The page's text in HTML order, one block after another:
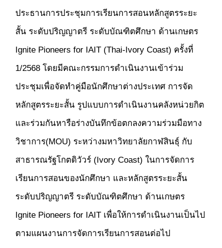
ประธานการประชุมการเรียนการสอนหลักสูตรระยะ
สั้น ระดับปริญญาตรี ระดับบัณฑิตศึกษา ด้านเกษตร
Ignite Pioneers for IAIT (Thai-Ivory Coast) ครั้งที่
1/2568 โดยมีคณะกรรมการดำเนินงานเข้าร่วม
ประชุมเพื่อจัดทำคู่มือนักศึกษาต่างประเทศ การจัด
หลักสูตรระยะสั้น รูปแบบการดำเนินงานคลังหน่วยกิต
และร่วมกันหารือร่างบันทึกข้อตกลงความร่วมมือทาง
วิชาการ(MOU) ระหว่างมหาวิทยาลัยกาฬสินธุ์ กับ
สาธารณรัฐโกตดิวัวร์ (Ivory Coast) ในการจัดการ
เรียนการสอนของนักศึกษา และหลักสูตรระยะสั้น
ระดับปริญญาตรี ระดับบัณฑิตศึกษา ด้านเกษตร
Ignite Pioneers for IAIT เพื่อให้การดำเนินงานเป็นไป
ตามแผนงานการจัดการเรียนการสอนต่อไป